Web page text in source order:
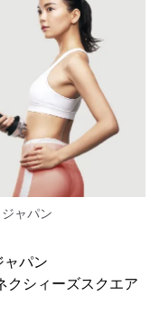
ャパン
ャパン
クシィーズスクエア